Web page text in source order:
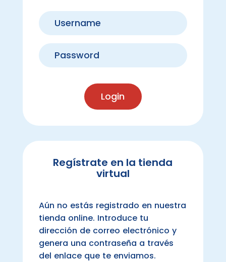
Login
Regístrate en la tienda
virtual
Aún no estás registrado en nuestra
tienda online. Introduce tu
dirección de correo electrónico y
genera una contraseña a través
del enlace que te enviamos.